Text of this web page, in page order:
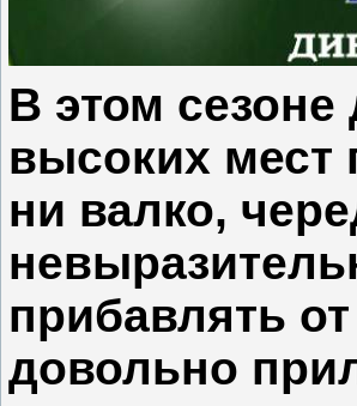
В этом
высоких мест
ни валко,
прибавлять
довольно